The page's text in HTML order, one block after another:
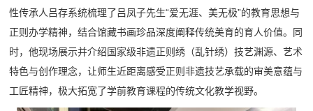
性传承人吕存系统梳理了吕凤子先生“爱无涯、美无极”的教育思想与
正则办学精神，结合馆藏书画珍品深度阐释传统美育的育人价值。同
时，他现场展示并介绍国家级非遗正则绣（乱针绣）技艺渊源、艺术
特色与创作理念，让师生近距离感受正则非遗技艺承载的审美意蕴与
工匠精神，极大拓宽了学前教育课程的传统文化教学视野。